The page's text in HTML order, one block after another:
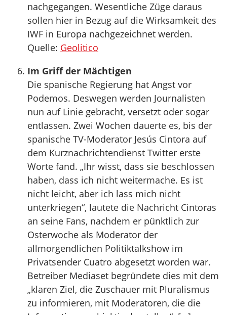
nachgegangen. Wesentliche Züge daraus
sollen hier in Bezug auf die Wirksamkeit des
IWF in Europa nachgezeichnet werden.
Quelle: Geolitico
Im Griff der Mächtigen
Die spanische Regierung hat Angst vor
Podemos. Deswegen werden Journalisten
nun auf Linie gebracht, versetzt oder sogar
entlassen. Zwei Wochen dauerte es, bis der
spanische TV-Moderator Jesús Cintora auf
dem Kurznachrichtendienst Twitter erste
Worte fand. „Ihr wisst, dass sie beschlossen
haben, dass ich nicht weitermache. Es ist
nicht leicht, aber ich lass mich nicht
unterkriegen“, lautete die Nachricht Cintoras
an seine Fans, nachdem er pünktlich zur
Osterwoche als Moderator der
allmorgendlichen Politiktalkshow im
Privatsender Cuatro abgesetzt worden war.
Betreiber Mediaset begründete dies mit dem
„klaren Ziel, die Zuschauer mit Pluralismus
zu informieren, mit Moderatoren, die die